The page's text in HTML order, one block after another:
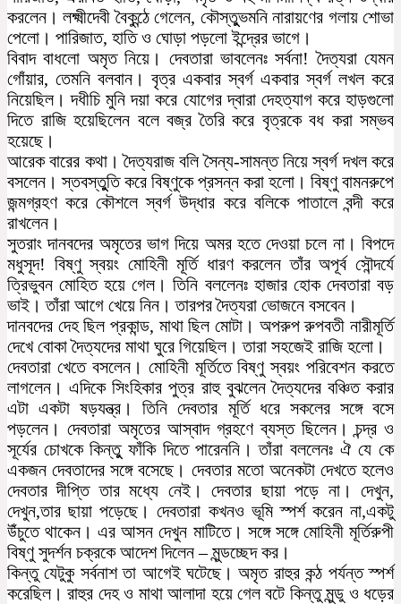
করলেন। লক্ষ্মীদেবী বৈকুন্ঠে গেলেন, কৌস্তুুভমনি নারায়ণের গলায় শোভা
পেলো। পারিজাত, হাতি ও ঘোড়া পড়লো ইন্দ্রের ভাগে।
বিবাদ বাধলো অমৃত নিয়ে। দেবতারা ভাবলেনঃ সর্বনা! দৈত্যরা যেমন
গোঁয়ার, তেমনি বলবান। বৃত্র একবার স্বর্গ একবার স্বর্গ লখল করে
নিয়েছিল। দধীচি মুনি দয়া করে যোগের দ্বারা দেহত্যাগ করে হাড়গুলো
দিতে রাজি হয়েছিলেন বলে বজ্র তৈরি করে বৃত্রকে বধ করা সম্ভব
হয়েছে।
আরেক বারের কথা। দৈত্যরাজ বলি সৈন্য-সামন্ত নিয়ে স্বর্গ দখল করে
বসলেন। স্তবস্তুুতি করে বিষ্ণুকে প্রসন্ন করা হলো। বিষ্ণু বামনরুপে
জন্মগ্রহণ করে কৌশলে স্বর্গ উদ্ধার করে বলিকে পাতালে বন্দী করে
রাখলেন।
সুতরাং দানবদের অমৃতের ভাগ দিয়ে অমর হতে দেওয়া চলে না। বিপদে
মধুসূদ! বিষ্ণু স্বয়ং মোহিনী মূর্তি ধারণ করলেন তাঁর অপূর্ব সৌন্দর্যে
ত্রিভুবন মোহিত হয়ে গেল। তিনি বললেনঃ হাজার হোক দেবতারা বড়
ভাই। তাঁরা আগে খেয়ে নিন। তারপর দৈত্যরা ভোজনে বসবেন।
দানবদের দেহ ছিল প্রকান্ড, মাথা ছিল মোটা। অপরুপ রুপবতী নারীমূর্তি
দেখে বোকা দৈত্যদের মাথা ঘুরে গিয়েছিল। তারা সহজেই রাজি হলো।
দেবতারা খেতে বসলেন। মোহিনী মূর্তিতে বিষ্ণু স্বয়ং পরিবেশন করতে
লাগলেন। এদিকে সিংহিকার পুত্র রাহু বুঝলেন দৈত্যদের বঞ্চিত করার
এটা একটা ষড়যন্ত্র। তিনি দেবতার মূর্তি ধরে সকলের সঙ্গে বসে
পড়লেন। দেবতারা অমৃতের আস্বাদ গ্রহণে ব্যস্ত ছিলেন। চন্দ্র ও
সূর্যের চোখকে কিন্তুু ফাঁকি দিতে পারেননি। তাঁরা বললেনঃ ঐ যে কে
একজন দেবতাদের সঙ্গে বসেছে। দেবতার মতো অনেকটা দেখতে হলেও
দেবতার দীপ্তি তার মধ্যে নেই। দেবতার ছায়া পড়ে না। দেখুন,
দেখুন,তার ছায়া পড়েছে। দেবতারা কখনও ভূমি স্পর্শ করেন না,একটু
উঁচুতে থাকেন। এর আসন দেখুন মাটিতে। সঙ্গে সঙ্গে মোহিনী মূর্তিরুপী
বিষ্ণু সুদর্শন চক্রকে আদেশ দিলেন – মুন্ডচ্ছেদ কর।
কিন্তু যেটুকু সর্বনাশ তা আগেই ঘটেছে। অমৃত রাহুর কন্ঠ পর্যন্ত স্পর্শ
করেছিল। রাহুর দেহ ও মাথা আলাদা হয়ে গেল বটে কিন্তু মুন্ডু ও ধড়ের